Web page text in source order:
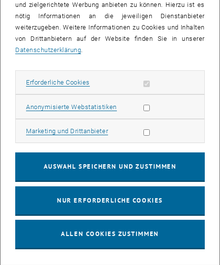
funktionieren, hängt allerdings von der Mikrostruktur der Oberfläche
ab, etwa von der Größe der Partikel, von ihrer räumlichen Verteilung,
oder auch von der Art, wie sie an der Oberfläche verankert sind.
Eigenschaften während der Herstellung des Katalysators gezielt zu
Entstehung des Katalysators genau verstehen“, sagt Christoph
Rameshan. „Wir haben deshalb genau untersucht, wie sich
Zusammensetzung des umgebenden Gases bis hin zur elektrischen
kann man nun genau steuern, welche Eigenschaften der Katalysator
Ein Gramm – hundert Quadratmeter
Bei Industriepartnern stößt Christoph Rameshan damit bereits jetzt
Umsetzung noch einige wichtige Schritte nötig. „Zunächst müssen
wir es schaffen, die aktive Oberfläche der Katalysatoren zu
Katalysators soll eine Oberfläche von hundert Quadratmetern haben,
um eine möglichst hohe Reaktivität zu ermöglichen.“ Gelingen soll
und zielgerichtete Werbung anbieten zu können. Hierzu ist es
nötig Informationen an die jeweiligen Dienstanbieter
weiterzugeben. Weitere Informationen zu Cookies und Inhalten
von Drittanbietern auf der Website finden Sie in unserer
Datenschutzerklärung
Erforderliche Cookies Erforderliche Cookies zulassen
Anonymisierte WebstatistikenStatistik Cookies zulassen
Marketing und DrittanbieterMarketing Cookies zulassen
AUSWAHL SPEICHERN UND ZUSTIMMEN
NUR ERFORDERLICHE COOKIES
ALLEN COOKIES ZUSTIMMEN